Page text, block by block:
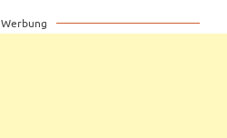
Werbung